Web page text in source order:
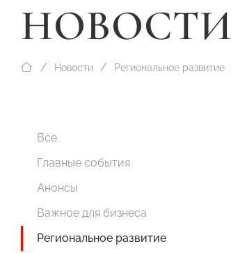
НОВОСТИ
Новости Региональное развитие
Все
Главные события
Анонсы
Важное для бизнеса
Региональное развитие